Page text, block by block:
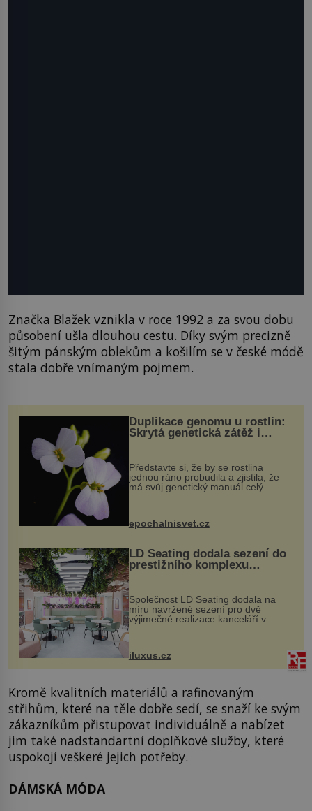
Značka Blažek vznikla v roce 1992 a za svou dobu
působení ušla dlouhou cestu. Díky svým precizně
šitým pánským oblekům a košilím se v české módě
stala dobře vnímaným pojmem.
Duplikace genomu u rostlin:
Skrytá genetická zátěž i
Představte si, že by se rostlina
jednou ráno probudila a zjistila, že
má svůj genetický manuál celý
vstupenka...
epochalnisvet.cz
LD Seating dodala sezení do
prestižního komplexu
MediaCityUK v Salfordu
Společnost LD Seating dodala na
míru navržené sezení pro dvě
výjimečné realizace kanceláří v
areálu MediaCityUK v anglickém
budov Media...
iluxus.cz
Kromě kvalitních materiálů a rafinovaným
střihům, které na těle dobře sedí, se snaží ke svým
zákazníkům přistupovat individuálně a nabízet
jim také nadstandartní doplňkové služby, které
uspokojí veškeré jejich potřeby.
DÁMSKÁ MÓDA